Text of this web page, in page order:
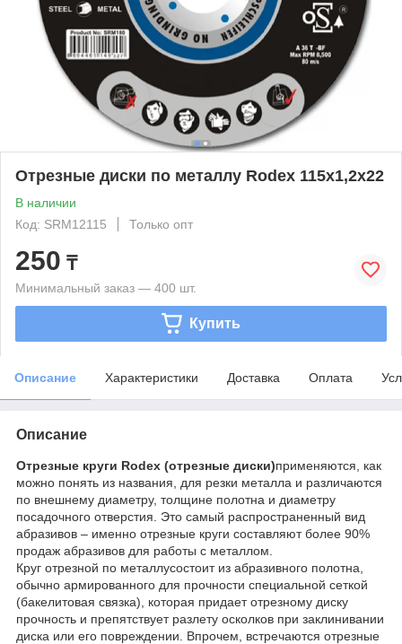
Отрезные диски по металлу Rodex 115x1,2x22
В наличии
Код: SRM12115
Только опт
250 ₸
Минимальный заказ — 400 шт.
Купить
Описание Характеристики Доставка Оплата
Описание
Отрезные круги Rodex (отрезные диски)применяются, как
можно понять из названия, для резки металла и различаются
по внешнему диаметру, толщине полотна и диаметру
посадочного отверстия. Это самый распространенный вид
абразивов – именно отрезные круги составляют более 90%
продаж абразивов для работы с металлом.
Круг отрезной по металлусостоит из абразивного полотна,
обычно армированного для прочности специальной сеткой
(бакелитовая связка), которая придает отрезному диску
прочность и препятствует разлету осколков при заклинивании
диска или его повреждении. Впрочем, встречаются отрезные